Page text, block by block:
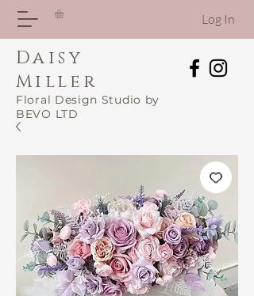
Log In
Daisy
Miller
Floral Design Studio by
BEVO LTD